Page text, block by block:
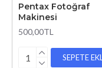
Pentax Fotoğraf
Makinesi
500,00TL
SEPETE